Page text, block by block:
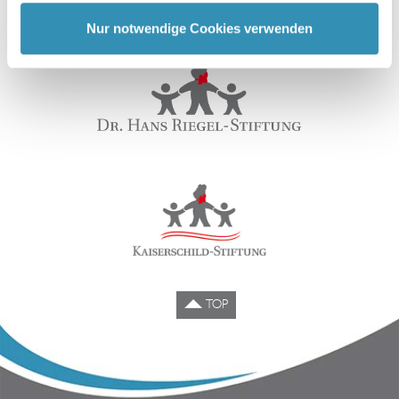
einschließlich möglicher Datenübermittlungen in die USA.
Wenn Sie auf "Nur notwendige Cookies" klicken, findet
können Ihre Cookie-Einstellungen jederzeit im Footer
ändern. Weitere Informationen über die Verwendung Ihrer
Daten finden Sie in unsererDatenschutzerklärung
Nur notwendige Cookies verwenden
TOP